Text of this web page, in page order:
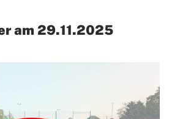
am 29.11.2025